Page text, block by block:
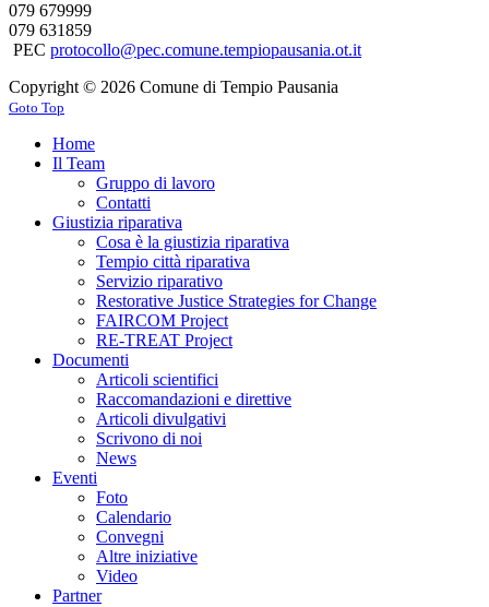
079 679999
079 631859
PEC protocollo@pec.comune.tempiopausania.ot.it
Copyright © 2026 Comune di Tempio Pausania
Goto Top
Home
Il Team
Gruppo di lavoro
Contatti
Giustizia riparativa
Cosa è la giustizia riparativa
Tempio città riparativa
Servizio riparativo
Restorative Justice Strategies for Change
FAIRCOM Project
RE-TREAT Project
Documenti
Articoli scientifici
Raccomandazioni e direttive
Articoli divulgativi
Scrivono di noi
News
Eventi
Foto
Calendario
Convegni
Altre iniziative
Video
Partner